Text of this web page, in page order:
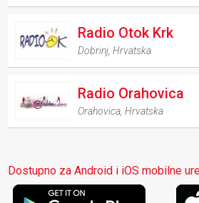
Radio Otok Krk
Dobrinj ,Hrvatska
Radio Orahovica
Orahovica ,Hrvatska
Dostupno za Android i iOS mobilne